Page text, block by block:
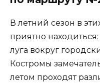
В летний сезон в
приятно
луга вокруг
Костромы
летом проходят